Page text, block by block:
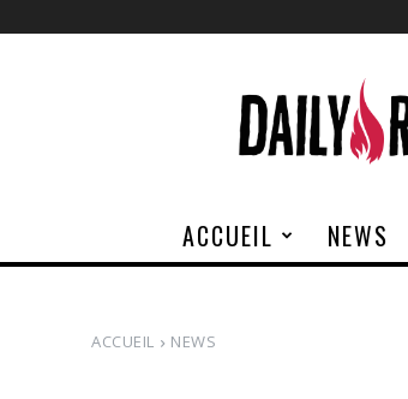
Rock
ACCUEIL NEWS
ACCUEIL NEWS